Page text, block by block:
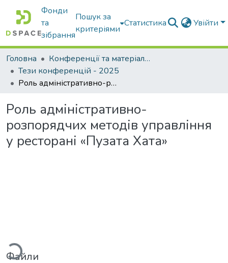
Фонди
та
зібрання
Пошук за
критеріями
Статистика Увійти
Головна
Конференції та матеріали конференцій
Тези конференцій - 2025
Роль адміністративно-розпорядчих методів управління у ресторані «Пузата Хата»
Роль адміністративно-
розпорядчих методів управління
у ресторані «Пузата Хата»
Файли